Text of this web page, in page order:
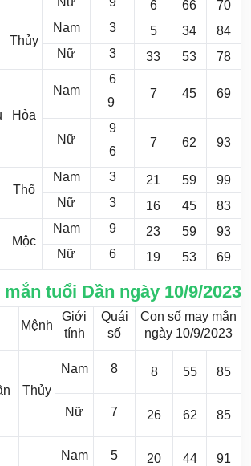
6 66 70
Thủy
Nam 3 5 34
84
Nữ
3 33 53 78
Hỏa
Nam
6
9
7 45 69
Nữ
9
6
7 62 93
Thổ
Nam 3 21 59
99
Nữ
3 16 45 83
Mộc
Nam 9 23 59
93
Nữ
6 19 53 69
tuổi Dần ngày 10/9/2023
Mệnh
Giới
tính
Quái
số
Con số may mắn
ngày 10/9/2023
Thủy
Nam 8 8 55 85
Nữ 7 26 62 85
Nam 5 20 44 91